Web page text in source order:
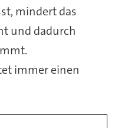
mindert das
und dadurch
immer einen